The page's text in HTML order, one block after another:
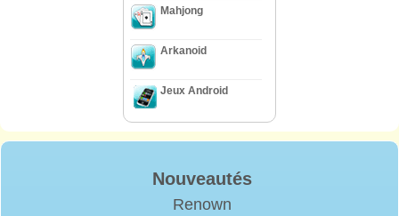
Mahjong
Arkanoid
Jeux Android
Nouveautés
Renown